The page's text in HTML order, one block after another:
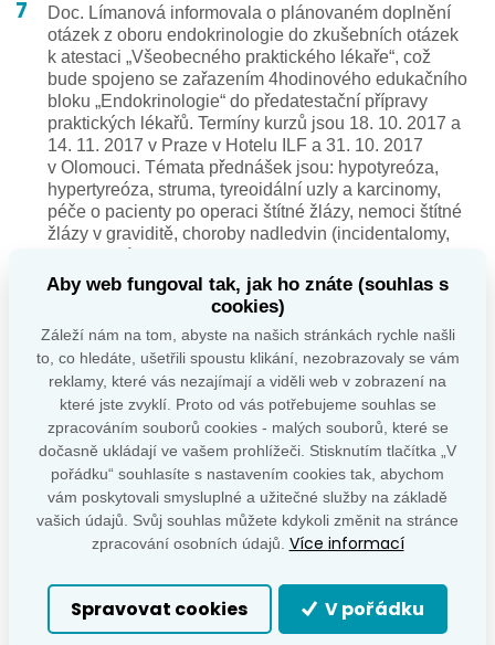
Doc. Límanová informovala o plánovaném doplnění
otázek z oboru endokrinologie do zkušebních otázek
k atestaci „Všeobecného praktického lékaře“, což
bude spojeno se zařazením 4hodinového edukačního
bloku „Endokrinologie“ do předatestační přípravy
praktických lékařů. Termíny kurzů jsou 18. 10. 2017 a
14. 11. 2017 v Praze v Hotelu ILF a 31. 10. 2017
v Olomouci. Témata přednášek jsou: hypotyreóza,
hypertyreóza, struma, tyreoidální uzly a karcinomy,
péče o pacienty po operaci štítné žlázy, nemoci štítné
žlázy v graviditě, choroby nadledvin (incidentalomy,
endokrinní hypertenze, Addisonova choroba), hypo- a
hyperparatyreóza, hypo- a hyperfunkční syndromy
hypofýzy a hypogonadismus.
Prof. Kršek a prof. Čáp informovali o složení
akreditační komise pro obor Endokrinologie a
diabetologie. Členové Výboru se shodli, že zastoupení
kompetentních endokrinologů je v akreditačních
komisích nedostatečné. Prof. Kršek odeslal již před
touto schůzí náměstku ministra zdravotnictví Romanu
Prymulovi dopis, kde požaduje nápravu. Výbor pověřil
prof. Krška k osobnímu jednání s náměstkem ministra
zdravotnictví v této věci.
Prof. Hána a prof. Kršek informovali o současné
s androgeny (aktuální informace bude zveřejněna na
webových stránkách ČES ČLS JEP).
Aby web fungoval tak, jak ho znáte (souhlas s
cookies)
Záleží nám na tom, abyste na našich stránkách rychle našli
to, co hledáte, ušetřili spoustu klikání, nezobrazovaly se vám
reklamy, které vás nezajímají a viděli web v zobrazení na
které jste zvyklí. Proto od vás potřebujeme souhlas se
zpracováním souborů cookies - malých souborů, které se
dočasně ukládají ve vašem prohlížeči. Stisknutím tlačítka „V
pořádku“ souhlasíte s nastavením cookies tak, abychom
vám poskytovali smysluplné a užitečné služby na základě
vašich údajů. Svůj souhlas můžete kdykoli změnit na stránce
zpracování osobních údajů. Více informací
Spravovat cookies V pořádku